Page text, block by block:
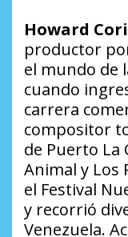
Howard
productor
el mundo de
cuando
carrera
compositor
de Puerto La
Animal y Los
el Festival
y recorrió
Venezuela.